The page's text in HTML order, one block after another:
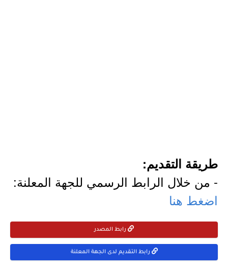
طريقة التقديم:
- من خلال الرابط الرسمي للجهة المعلنة:
اضغط هنا
رابط المصدر
رابط التقديم لدى الجهة المعلنة